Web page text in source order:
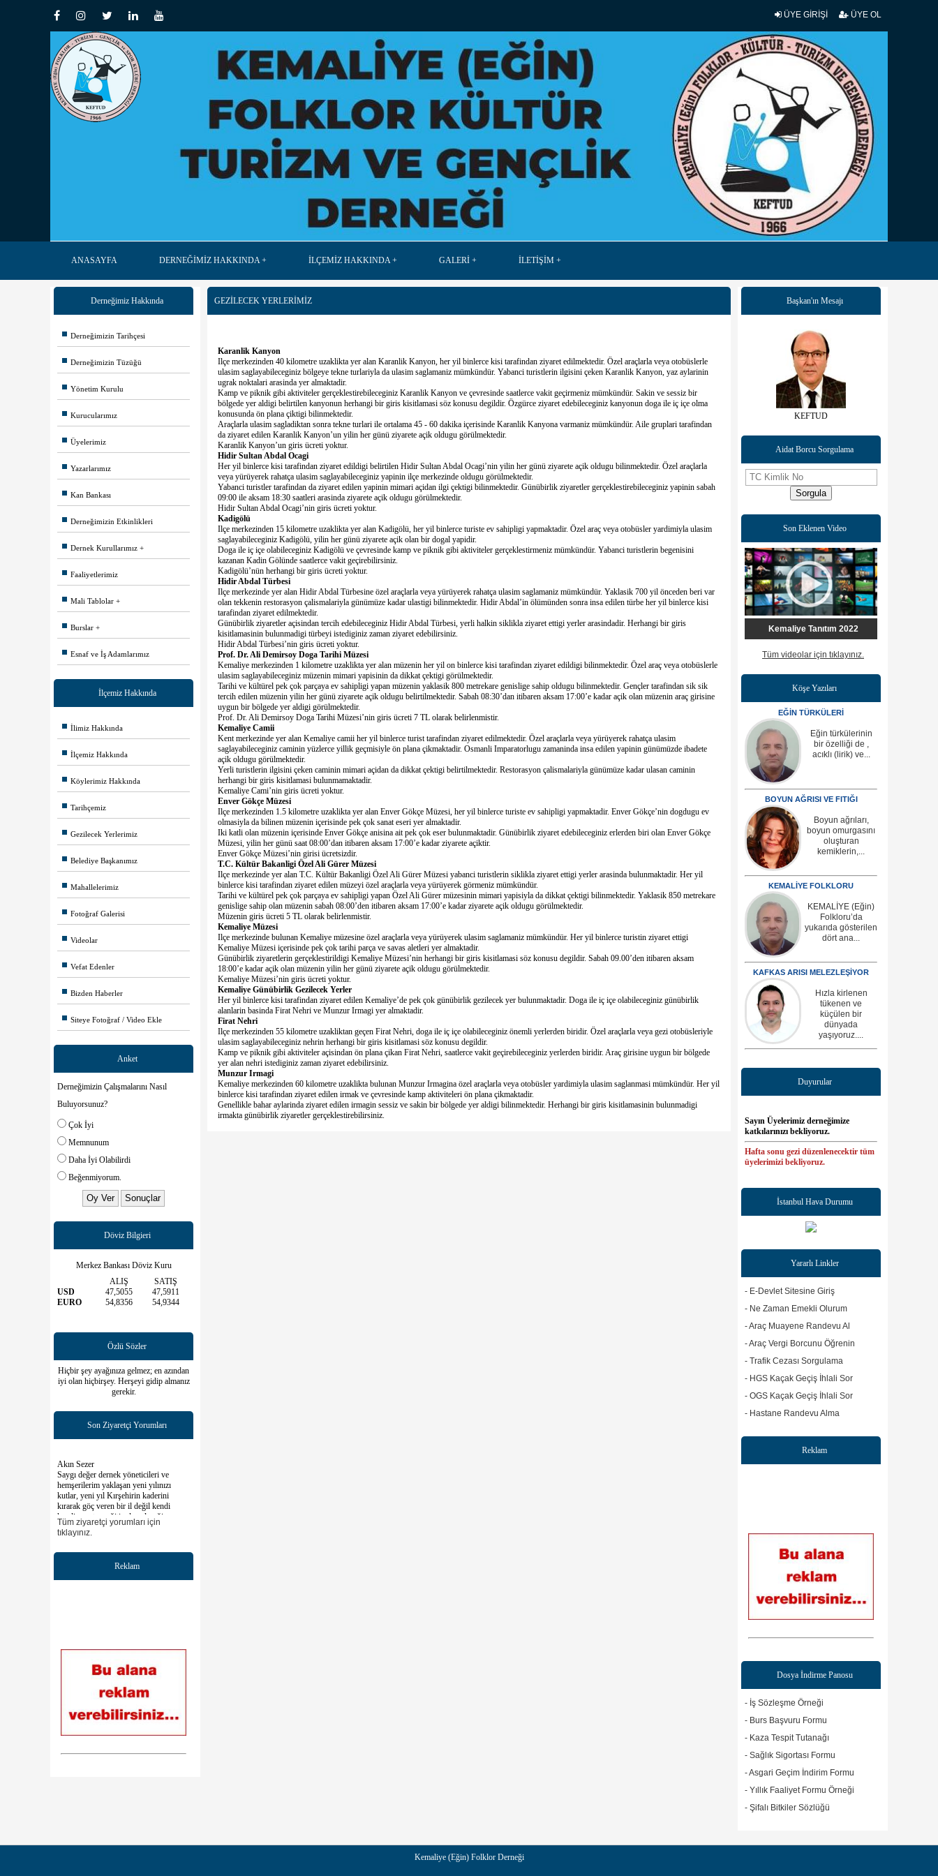
ÜYE GİRİŞİ ÜYE OL
ANASAYFA DERNEĞİMİZ HAKKINDA İLÇEMİZ HAKKINDA GALERİ İLETİŞİM
Derneğimiz Hakkında
Derneğimizin Tarihçesi
Derneğimizin Tüzüğü
Yönetim Kurulu
Kurucularımız
Üyelerimiz
Yazarlarımız
Kan Bankası
Derneğimizin Etkinlikleri
Dernek Kurullarımız
Faaliyetlerimiz
Mali Tablolar
Burslar
Esnaf ve İş Adamlarımız
İlçemiz Hakkında
İlimiz Hakkında
İlçemiz Hakkında
Köylerimiz Hakkında
Tarihçemiz
Gezilecek Yerlerimiz
Belediye Başkanımız
Mahallelerimiz
Fotoğraf Galerisi
Videolar
Vefat Edenler
Bizden Haberler
Siteye Fotoğraf / Video Ekle
Anket
Derneğimizin Çalışmalarını Nasıl
Buluyorsunuz?
Çok İyi
Memnunum
Daha İyi Olabilirdi
Beğenmiyorum.
Döviz Bilgieri
Merkez Bankası Döviz Kuru
ALIŞ
SATIŞ
USD
47,5055
47,5911
EURO
54,8356 54,9344
Özlü Sözler
Hiçbir şey ayağınıza gelmez; en azından
iyi olan hiçbirşey. Herşeyi gidip almanız
gerekir.
Son Ziyaretçi Yorumları
Saygı değer dernek yöneticileri ve
hemşerilerim yaklaşan yeni yılınızı
kutlar, yeni yıl Kırşehirin kaderini
kırarak göç veren bir il değil kendi
kendine yeten, eğitimde geleceğine
güvenle bakan bir il statüsünde görmek
dileğiyle tüm Kırşehirlilerin yeni
çalışmalarınızda başarılar dilerim bir
Tüm ziyaretçi yorumları için
tıklayınız.
Reklam
GEZILECEK YERLERIMIZ
Karanlik Kanyon
Ilçe merkezinden 40 kilometre uzaklikta yer alan Karanlik Kanyon, her yil binlerce kisi tarafindan ziyaret edilmektedir. Özel araçlarla veya otobüslerle
ulasim saglayabileceginiz bölgeye tekne turlariyla da ulasim saglamaniz mümkündür. Yabanci turistlerin ilgisini çeken Karanlik Kanyon, yaz aylarinin
ugrak noktalari arasinda yer almaktadir.
Kamp ve piknik gibi aktiviteler gerçeklestirebileceginiz Karanlik Kanyon ve çevresinde saatlerce vakit geçirmeniz mümkündür. Sakin ve sessiz bir
bölgede yer aldigi belirtilen kanyonun herhangi bir giris kisitlamasi söz konusu degildir. Özgürce ziyaret edebileceginiz kanyonun doga ile iç içe olma
konusunda ön plana çiktigi bilinmektedir.
Araçlarla ulasim sagladiktan sonra tekne turlari ile ortalama 45 - 60 dakika içerisinde Karanlik Kanyona varmaniz mümkündür. Aile gruplari tarafindan
da ziyaret edilen Karanlik Kanyon’un yilin her günü ziyarete açik oldugu görülmektedir.
Karanlik Kanyon’un giris ücreti yoktur.
Hidir Sultan Abdal Ocagi
Her yil binlerce kisi tarafindan ziyaret edildigi belirtilen Hidir Sultan Abdal Ocagi’nin yilin her günü ziyarete açik oldugu bilinmektedir. Özel araçlarla
veya yürüyerek rahatça ulasim saglayabileceginiz yapinin ilçe merkezinde oldugu görülmektedir.
Yabanci turistler tarafindan da ziyaret edilen yapinin mimari açidan ilgi çektigi bilinmektedir. Günübirlik ziyaretler gerçeklestirebileceginiz yapinin sabah
09:00 ile aksam 18:30 saatleri arasinda ziyarete açik oldugu görülmektedir.
Hidir Sultan Abdal Ocagi’nin giris ücreti yoktur.
Kadigölü
Ilçe merkezinden 15 kilometre uzaklikta yer alan Kadigölü, her yil binlerce turiste ev sahipligi yapmaktadir. Özel araç veya otobüsler yardimiyla ulasim
saglayabileceginiz Kadigölü, yilin her günü ziyarete açik olan bir dogal yapidir.
Doga ile iç içe olabileceginiz Kadigölü ve çevresinde kamp ve piknik gibi aktiviteler gerçeklestirmeniz mümkündür. Yabanci turistlerin begenisini
kazanan Kadin Gölünde saatlerce vakit geçirebilirsiniz.
Kadigölü’nün herhangi bir giris ücreti yoktur.
Hidir Abdal Türbesi
Ilçe merkezinde yer alan Hidir Abdal Türbesine özel araçlarla veya yürüyerek rahatça ulasim saglamaniz mümkündür. Yaklasik 700 yil önceden beri var
olan tekkenin restorasyon çalismalariyla günümüze kadar ulastigi bilinmektedir. Hidir Abdal’in ölümünden sonra insa edilen türbe her yil binlerce kisi
tarafindan ziyaret edilmektedir.
Günübirlik ziyaretler açisindan tercih edebileceginiz Hidir Abdal Türbesi, yerli halkin siklikla ziyaret ettigi yerler arasindadir. Herhangi bir giris
kisitlamasinin bulunmadigi türbeyi istediginiz zaman ziyaret edebilirsiniz.
Hidir Abdal Türbesi’nin giris ücreti yoktur.
Prof. Dr. Ali Demirsoy Doga Tarihi Müzesi
Kemaliye merkezinden 1 kilometre uzaklikta yer alan müzenin her yil on binlerce kisi tarafindan ziyaret edildigi bilinmektedir. Özel araç veya otobüslerle
ulasim saglayabileceginiz müzenin mimari yapisinin da dikkat çektigi görülmektedir.
Tarihi ve kültürel pek çok parçaya ev sahipligi yapan müzenin yaklasik 800 metrekare genislige sahip oldugu bilinmektedir. Gençler tarafindan sik sik
tercih edilen müzenin yilin her günü ziyarete açik oldugu belirtilmektedir. Sabah 08:30’dan itibaren aksam 17:00’e kadar açik olan müzenin araç girisine
uygun bir bölgede yer aldigi görülmektedir.
Prof. Dr. Ali Demirsoy Doga Tarihi Müzesi’nin giris ücreti 7 TL olarak belirlenmistir.
Kemaliye Camii
Kent merkezinde yer alan Kemaliye camii her yil binlerce turist tarafindan ziyaret edilmektedir. Özel araçlarla veya yürüyerek rahatça ulasim
saglayabileceginiz caminin yüzlerce yillik geçmisiyle ön plana çikmaktadir. Osmanli Imparatorlugu zamaninda insa edilen yapinin günümüzde ibadete
açik oldugu görülmektedir.
Yerli turistlerin ilgisini çeken caminin mimari açidan da dikkat çektigi belirtilmektedir. Restorasyon çalismalariyla günümüze kadar ulasan caminin
herhangi bir giris kisitlamasi bulunmamaktadir.
Kemaliye Cami’nin giris ücreti yoktur.
Enver Gökçe Müzesi
Ilçe merkezinden 1.5 kilometre uzaklikta yer alan Enver Gökçe Müzesi, her yil binlerce turiste ev sahipligi yapmaktadir. Enver Gökçe’nin dogdugu ev
olmasiyla da bilinen müzenin içerisinde pek çok sanat eseri yer almaktadir.
Iki katli olan müzenin içerisinde Enver Gökçe anisina ait pek çok eser bulunmaktadir. Günübirlik ziyaret edebileceginiz erlerden biri olan Enver Gökçe
Müzesi, yilin her günü saat 08:00’dan itibaren aksam 17:00’e kadar ziyarete açiktir.
Enver Gökçe Müzesi’nin girisi ücretsizdir.
T.C. Kültür Bakanligi Özel Ali Gürer Müzesi
Ilçe merkezinde yer alan T.C. Kültür Bakanligi Özel Ali Gürer Müzesi yabanci turistlerin siklikla ziyaret ettigi yerler arasinda bulunmaktadir. Her yil
binlerce kisi tarafindan ziyaret edilen müzeyi özel araçlarla veya yürüyerek görmeniz mümkündür.
Tarihi ve kültürel pek çok parçaya ev sahipligi yapan Özel Ali Gürer müzesinin mimari yapisiyla da dikkat çektigi bilinmektedir. Yaklasik 850 metrekare
genislige sahip olan müzenin sabah 08:00’den itibaren aksam 17:00’e kadar ziyarete açik oldugu görülmektedir.
Müzenin giris ücreti 5 TL olarak belirlenmistir.
Kemaliye Müzesi
Ilçe merkezinde bulunan Kemaliye müzesine özel araçlarla veya yürüyerek ulasim saglamaniz mümkündür. Her yil binlerce turistin ziyaret ettigi
Kemaliye Müzesi içerisinde pek çok tarihi parça ve savas aletleri yer almaktadir.
Günübirlik ziyaretlerin gerçeklestirildigi Kemaliye Müzesi’nin herhangi bir giris kisitlamasi söz konusu degildir. Sabah 09.00’den itibaren aksam
18:00’e kadar açik olan müzenin yilin her günü ziyarete açik oldugu görülmektedir.
Kemaliye Müzesi’nin giris ücreti yoktur.
Kemaliye Günübirlik Gezilecek Yerler
Her yil binlerce kisi tarafindan ziyaret edilen Kemaliye’de pek çok günübirlik gezilecek yer bulunmaktadir. Doga ile iç içe olabileceginiz günübirlik
alanlarin basinda Firat Nehri ve Munzur Irmagi yer almaktadir.
Firat Nehri
Ilçe merkezinden 55 kilometre uzakliktan geçen Firat Nehri, doga ile iç içe olabileceginiz önemli yerlerden biridir. Özel araçlarla veya gezi otobüsleriyle
ulasim saglayabileceginiz nehrin herhangi bir giris kisitlamasi söz konusu degildir.
Kamp ve piknik gibi aktiviteler açisindan ön plana çikan Firat Nehri, saatlerce vakit geçirebileceginiz yerlerden biridir. Araç girisine uygun bir bölgede
yer alan nehri istediginiz zaman ziyaret edebilirsiniz.
Munzur Irmagi
Kemaliye merkezinden 60 kilometre uzaklikta bulunan Munzur Irmagina özel araçlarla veya otobüsler yardimiyla ulasim saglanmasi mümkündür. Her yil
binlerce kisi tarafindan ziyaret edilen irmak ve çevresinde kamp aktiviteleri ön plana çikmaktadir.
Genellikle bahar aylarinda ziyaret edilen irmagin sessiz ve sakin bir bölgede yer aldigi bilinmektedir. Herhangi bir giris kisitlamasinin bulunmadigi
irmakta günübirlik ziyaretler gerçeklestirebilirsiniz.
Başkan'ın Mesajı
KEFTUD
Aidat Borcu Sorgulama
Sorgula
Son Eklenen Video
Kemaliye Tanıtım 2022
Tüm videolar için tıklayınız.
Köşe Yazıları
EĞİN TÜRKÜLERİ
Eğin türkülerinin
bir özelliği de ,
acıklı (lirik) ve...
BOYUN AĞRISI VE FITIĞI
Boyun ağrıları,
boyun omurgasını
oluşturan
kemiklerin,...
KEMALİYE FOLKLORU
KEMALİYE (Eğin)
Folkloru’da
yukarıda gösterilen
dört ana...
KAFKAS ARISI MELEZLEŞİYOR
Hızla kirlenen
tükenen ve
küçülen bir
dünyada
yaşıyoruz....
Duyurular
Sayın Üyelerimiz derneğimize
katkılarınızı bekliyoruz.
Hafta sonu gezi düzenlenecektir tüm
üyelerimizi bekliyoruz.
sabır yakınlarına başsağlığı dileriz.
Önümüzdeki hafta Yıldırım oğlu
Mert Birinci evlenecektir tüm
hemşerilerimizi düğüne bekleriz.
İstanbul Hava Durumu
Yararlı Linkler
- E-Devlet Sitesine Giriş
- Ne Zaman Emekli Olurum
- Araç Muayene Randevu Al
- Araç Vergi Borcunu Öğrenin
- Trafik Cezası Sorgulama
- HGS Kaçak Geçiş İhlali Sor
- OGS Kaçak Geçiş İhlali Sor
- Hastane Randevu Alma
Reklam
Web sitesine git
Web sitesine git
Dosya İndirme Panosu
- İş Sözleşme Örneği
- Burs Başvuru Formu
- Kaza Tespit Tutanağı
- Sağlık Sigortası Formu
- Asgari Geçim İndirim Formu
- Yıllık Faaliyet Formu Örneği
- Şifalı Bitkiler Sözlüğü
Kemaliye (Eğin) Folklor Derneği